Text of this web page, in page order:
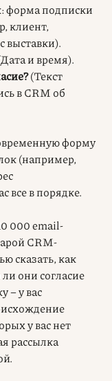
форма подписки
клиент,
выставки).
и время).
(Текст
в CRM об
форму
(например,
все в порядке.
000 email-
CRM-
сказать, как
они согласие
– у вас
у вас нет
рассылка